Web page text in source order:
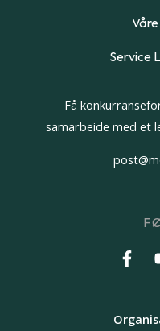
Service
Få
samarbeide med et